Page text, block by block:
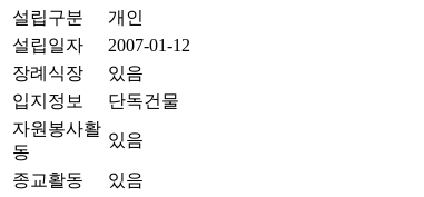
설립구분
개인
설립일자
2007-01-12
장례식장
있음
입지정보
단독건물
자원봉사활
동
있음
종교활동
있음